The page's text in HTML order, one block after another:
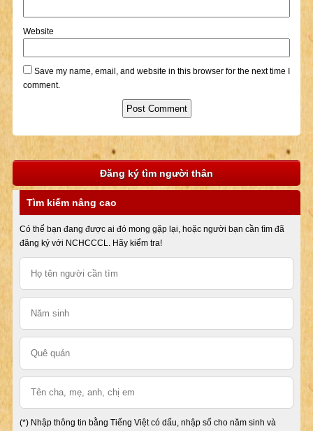
Website
Save my name, email, and website in this browser for the next time I
comment.
Đăng ký tìm người thân
Tìm kiếm nâng cao
Có thể bạn đang được ai đó mong gặp lại, hoặc người bạn cần tìm đã
đăng ký với NCHCCCL. Hãy kiểm tra!
(*) Nhập thông tin bằng Tiếng Việt có dấu, nhập số cho năm sinh và